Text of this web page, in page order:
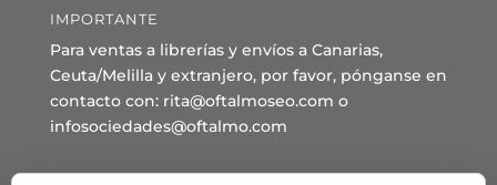
IMPORTANTE
Para ventas a librerías y envíos a Canarias,
Ceuta/Melilla y extranjero, por favor, pónganse en
contacto con: rita@oftalmoseo.com o
infosociedades@oftalmo.com